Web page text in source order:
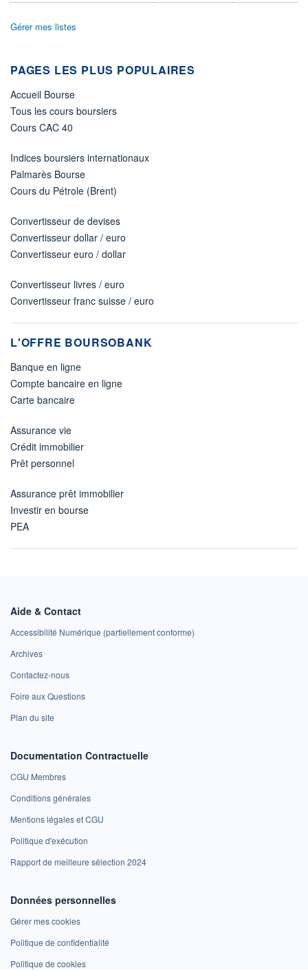
0,0000
ESTIMÉ 2026
DERNIER
ÉCHANGE
06.08.26 / 22:00:00
Gérer mes listes
PAGES LES PLUS POPULAIRES
Accueil Bourse
Tous les cours boursiers
Cours CAC 40
Indices boursiers internationaux
Palmarès Bourse
Cours du Pétrole (Brent)
Convertisseur de devises
Convertisseur dollar / euro
Convertisseur euro / dollar
Convertisseur livres / euro
Convertisseur franc suisse / euro
L'OFFRE BOURSOBANK
Banque en ligne
Compte bancaire en ligne
Carte bancaire
Assurance vie
Crédit immobilier
Prêt personnel
Assurance prêt immobilier
Investir en bourse
PEA
Aide & Contact
Accessibilité Numérique (partiellement conforme)
Archives
Contactez-nous
Foire aux Questions
Plan du site
Documentation Contractuelle
CGU Membres
Conditions générales
Mentions légales et CGU
Politique d'exécution
Rapport de meilleure sélection 2024
Données personnelles
Gérer mes cookies
Politique de confidentialité
Politique de cookies